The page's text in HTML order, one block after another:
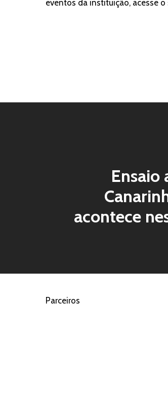
eventos da instituição, acesse o
Ensaio
acontece
Parceiros